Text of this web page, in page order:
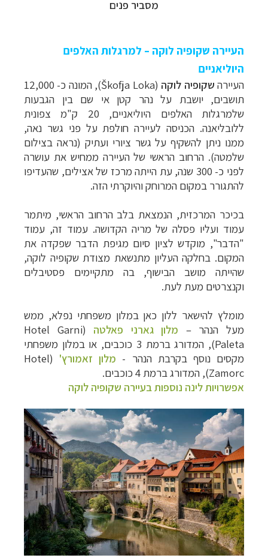
מסביר פנים
העיירה שקופיה לוקה – למרגלות האלפים
היוליאניים
העיירה שקופיה לוקה (
Škofja Loka
), המונה כ- 12,000
תושבים, יושבת על נהר קטן אי שם בין הגבעות
שלמרגלות האלפים היוליאניים, 20 ק"מ צפונית
ללובליאנה. הכניסה לעיירה חולפת על פני גשר נאה,
ממנו ניתן להשקיף על גשר ציורי ועתיק (נראה בצילום
שלמטה). הרחוב הראשי של העיירה ממחיש את עושרה
לפני כ- 300 שנה, עת הייתה מרכז של אצילים, שהעדיפו
להתגורר במקום המרוחק והיוקרתי הזה.
בכיכר המרכזית, הנמצאת בלב הרחוב הראשי, מיתמר
עמוד ועליו פסלה של מריה הקדושה. עמוד זה, עמוד
"הדבר", מוקדש לציון סיום מגיפת הדבר שפקדה את
המקום. בחלקה העליון מתנשאת מצודת שקופיה לוקה,
שהייתה מושב הבישוף, בה מתקיימים פסטיבלים
וקנצרטים מעת לעת.
מומלץ להישאר ללון כאן במלון משפחתי נפלא, ממש
מעל הנהר– מלון גארני פאלטה (
Hotel Garni
Paleta
), המדורג ברמת 3 כוכבים, או במלון משפחתי
מקסים נוסף בקרבת הנהר - מלון זאמורץ' (
Hotel
Zamorc), המדורג ברמת 4 כוכבים.
אפשרויות לינה נוספות בעיירה שקופיה לוקה